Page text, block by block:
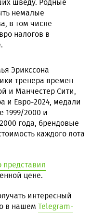
немалые
в том числе
налогов в
Эрикссона
тренера времен
и Манчестер Сити,
и Евро-2024, медали
1999/2000 и
года, брендовые
каждого лота
цене.
интересный
в нашем Telegram-